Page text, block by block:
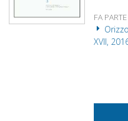
FA
XVII,